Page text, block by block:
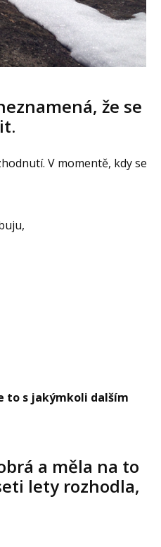
že se
V momentě, kdy se
to s jakýmkoli dalším
a měla na to
lety rozhodla,